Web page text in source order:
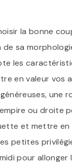
la bonne
sa
les
en valeur vos
une
ou droite
et mettre en
petites
pour allonger